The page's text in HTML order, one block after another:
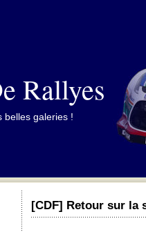
Rallyes
belles galeries !
[CDF] Retour sur la